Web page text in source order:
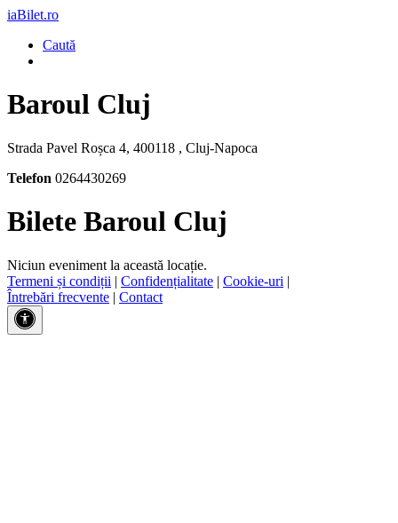
iaBilet.ro
Caută
Baroul Cluj
Strada Pavel Roșca 4, 400118 , Cluj-Napoca
Telefon 0264430269
Bilete Baroul Cluj
Niciun eveniment la această locație.
Termeni și condiții | Confidențialitate | Cookie-uri |
Întrebări frecvente | Contact